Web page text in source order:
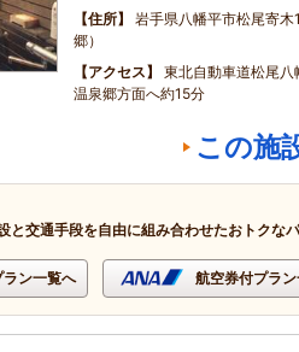
住所
岩手県八幡平市松尾寄
郷）
アクセス
東北自動車道松尾
温泉郷方面へ約15分
この施
と交通手段を自由に組み合わせたおトクな
ン一覧へ 航空券付プラ